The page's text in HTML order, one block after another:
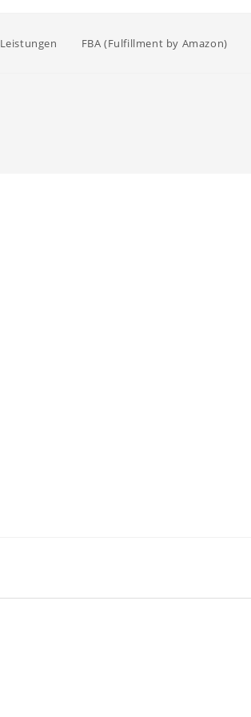
Leistungen FBA (Fulfillment by Amazon)